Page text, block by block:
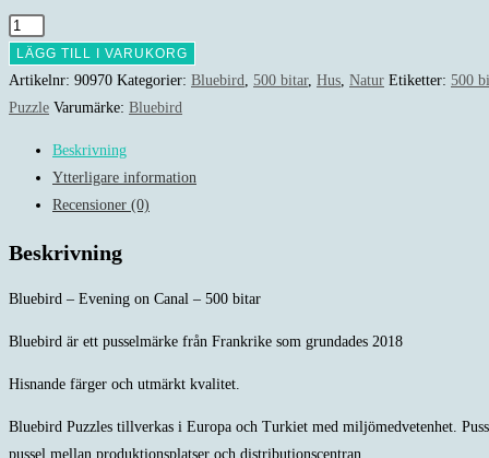
Bluebird
Evening
on
mängd
LÄGG TILL I VARUKORG
Artikelnr: 90970 Kategorier: Bluebird 500 bitar, Hus Natur Etiketter: 500
Puzzle Varumärke: Bluebird
Beskrivning
Ytterligare information
Recensioner (0)
Beskrivning
Bluebird – Evening on Canal – 500 bitar
Bluebird är ett pusselmärke från Frankrike som grundades 2018
Hisnande färger och utmärkt kvalitet.
Bluebird Puzzles tillverkas i Europa och Turkiet med miljömedvetenhet.
pussel mellan produktionsplatser och distributionscentran.